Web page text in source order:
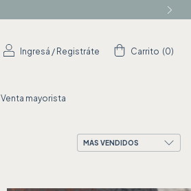
Ingresá / Registráte Carrito (0)
Venta mayorista